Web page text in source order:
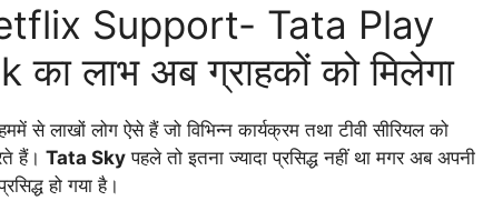
Support- Tata Play
लाभ अब ग्राहकों को मिलेगा
से लाखों लोग ऐसे हैं जो विभिन्न कार्यक्रम तथा टीवी सीरियल को
हैं। Tata Sky पहले तो इतना ज्यादा प्रसिद्ध नहीं था मगर अब अपनी
हो गया है।